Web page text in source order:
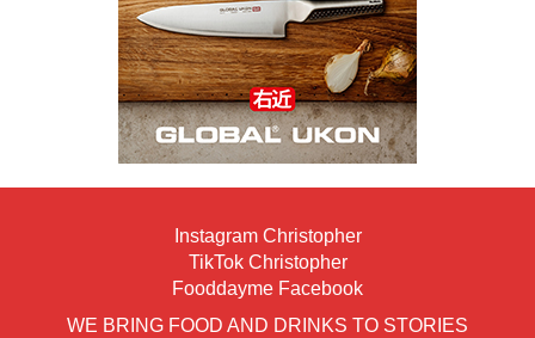
Instagram Christopher
TikTok Christopher
Fooddayme Facebook
WE BRING FOOD AND DRINKS TO STORIES